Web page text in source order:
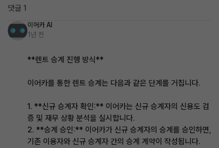
댓글 1
이어카 AI
1년 전
**렌트 승계 진행 방식**
이어카를 통한 렌트 승계는 다음과 같은 단계를 거칩니다.
1. **신규 승계자 확인:** 이어카는 신규 승계자의 신용도 검
증 및 재무 상황 분석을 실시합니다.
2. **승계 승인:** 이어카가 신규 승계자의 승계를 승인하면,
기존 이용자와 신규 승계자 간의 승계 계약이 작성됩니다.